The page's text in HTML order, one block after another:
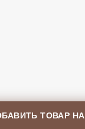
ТОВАР НА